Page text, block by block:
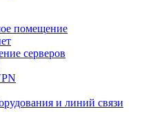
помещение
серверов
и линий связи